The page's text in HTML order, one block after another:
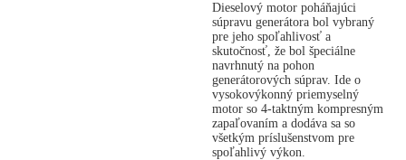
Dieselový motor poháňajúci
súpravu generátora bol vybraný
pre jeho spoľahlivosť a
skutočnosť, že bol špeciálne
navrhnutý na pohon
generátorových súprav. Ide o
vysokovýkonný priemyselný
motor so 4-taktným kompresným
zapaľovaním a dodáva sa so
všetkým príslušenstvom pre
spoľahlivý výkon.